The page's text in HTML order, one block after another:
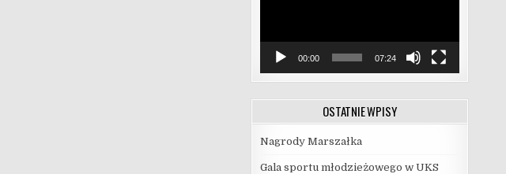
00:00 07:24
OSTATNIE WPISY
Nagrody Marszałka
Gala sportu młodzieżowego w UKS